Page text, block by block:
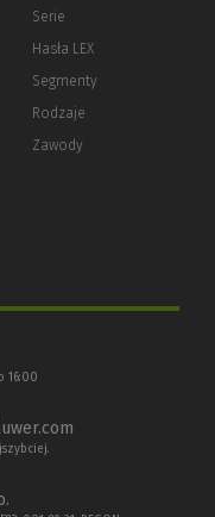
Serie
Hasła LEX
Segmenty
Rodzaje
Zawody
16:00